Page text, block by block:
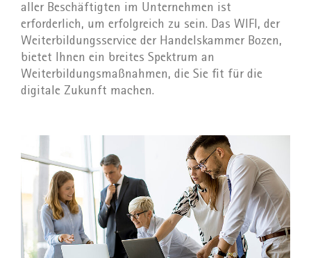
aller Beschäftigten im Unternehmen ist
erforderlich, um erfolgreich zu sein. Das WIFI, der
Weiterbildungsservice der Handelskammer Bozen,
bietet Ihnen ein breites Spektrum an
Weiterbildungsmaßnahmen, die Sie fit für die
digitale Zukunft machen.